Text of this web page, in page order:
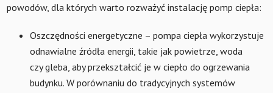
powodów, dla których warto rozważyć instalację pomp ciepła:
Oszczędności energetyczne – pompa ciepła wykorzystuje
odnawialne źródła energii, takie jak powietrze, woda
czy gleba, aby przekształcić je w ciepło do ogrzewania
budynku. W porównaniu do tradycyjnych systemów